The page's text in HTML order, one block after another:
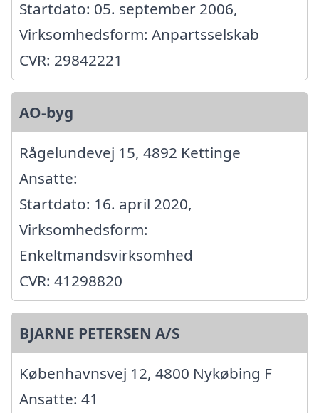
Startdato: 05. september 2006,
Virksomhedsform: Anpartsselskab
CVR: 29842221
AO-byg
Rågelundevej 15, 4892 Kettinge
Ansatte:
Startdato: 16. april 2020,
Virksomhedsform:
Enkeltmandsvirksomhed
CVR: 41298820
BJARNE PETERSEN A/S
Københavnsvej 12, 4800 Nykøbing F
Ansatte: 41